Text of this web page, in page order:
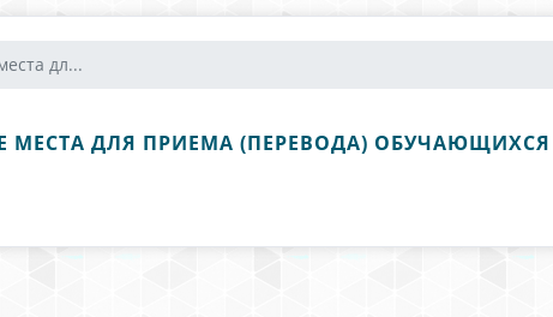
дл...
МЕСТА ДЛЯ ПРИЕМА (ПЕРЕВОДА) ОБУЧАЮЩИХСЯ